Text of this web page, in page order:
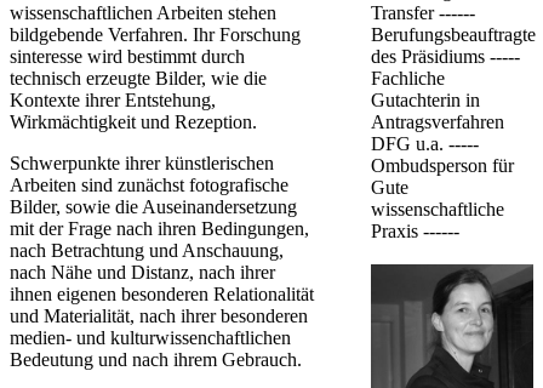
wissenschaftlichen Arbeiten stehen
bildgebende Verfahren. Ihr Forschung​
sinteresse wird bestimmt durch
technisch erzeugte Bilder, wie die
Kontexte ihrer Entstehung,
Wirkmächtigkeit und Rezeption.
Schwerpunkte ihrer künstlerischen
Arbeiten sind zunächst fotografische
Bilder, sowie die Auseinandersetzung
mit der Frage nach ihren Bedingungen,
nach Betrachtung und Anschauung,
nach Nähe und Distanz, nach ihrer
ihnen eigenen besonderen Relationalität
und Materialität, nach ihrer besonderen
medien- und kulturwissenchaftlichen
Bedeutung und nach ihrem Gebrauch.
Transfer ------
Berufungsbeauftragte
des Präsidiums -----
Fachliche
Gutachterin in
Antragsverfahren
DFG u.a. -----
Ombudsperson für
Gute
wissenschaftliche
Praxis ------